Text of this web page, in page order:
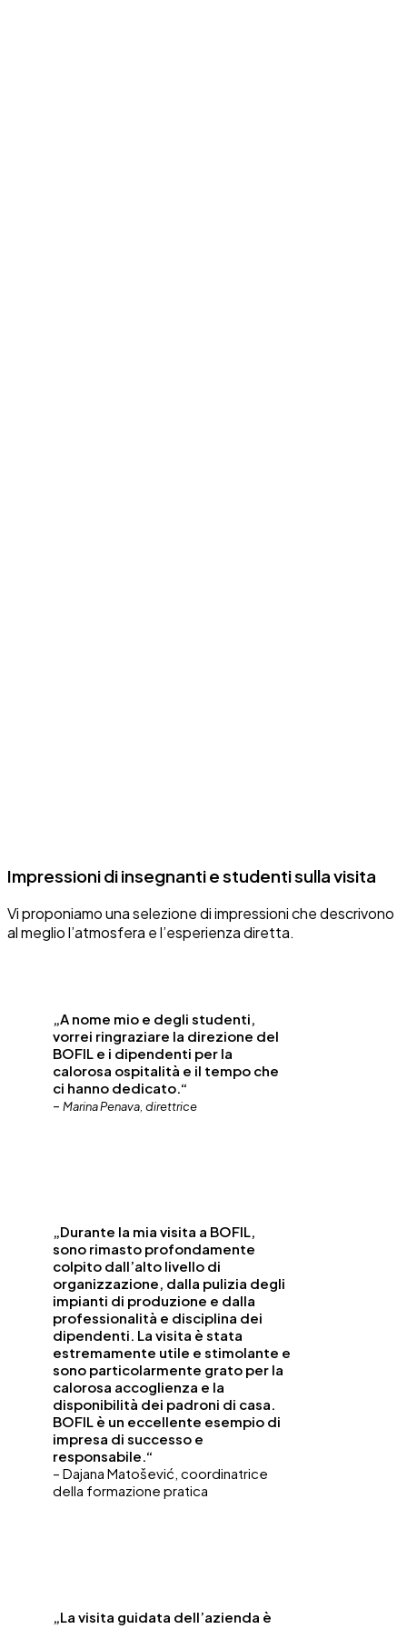
Impressioni di insegnanti e studenti sulla visita
Vi proponiamo una selezione di impressioni che descrivono
al meglio l’atmosfera e l’esperienza diretta.
„A nome mio e degli studenti,
vorrei ringraziare la direzione del
BOFIL e i dipendenti per la
calorosa ospitalità e il tempo che
ci hanno dedicato.“
– Marina Penava, direttrice
„Durante la mia visita a BOFIL,
sono rimasto profondamente
colpito dall’alto livello di
organizzazione, dalla pulizia degli
impianti di produzione e dalla
professionalità e disciplina dei
dipendenti. La visita è stata
estremamente utile e stimolante e
sono particolarmente grato per la
calorosa accoglienza e la
disponibilità dei padroni di casa.
BOFIL è un eccellente esempio di
impresa di successo e
responsabile.“
– Dajana Matošević, coordinatrice
della formazione pratica
„La visita guidata dell’azienda è